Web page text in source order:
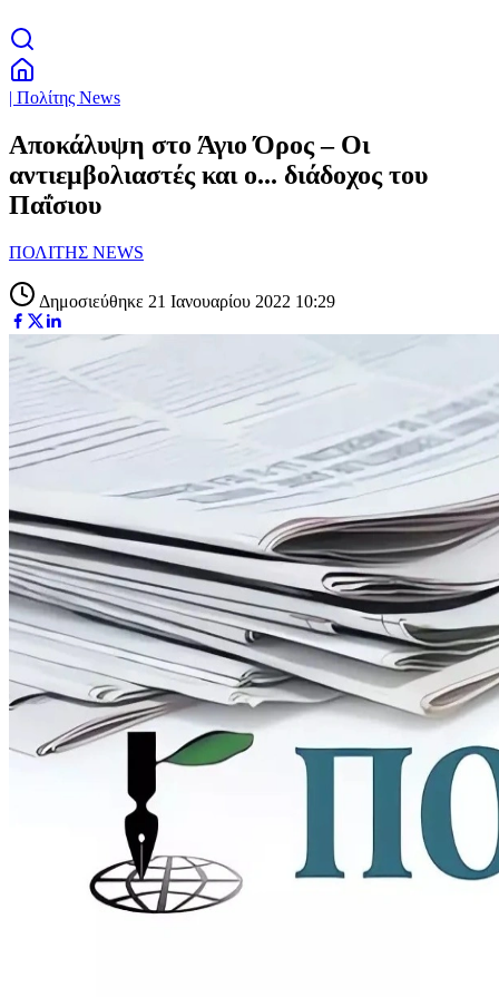
| Πολίτης News
Αποκάλυψη στο Άγιο Όρος – Οι
αντιεμβολιαστές και ο... διάδοχος του
Παΐσιου
ΠΟΛΙΤΗΣ NEWS
Δημοσιεύθηκε 21 Ιανουαρίου 2022 10:29